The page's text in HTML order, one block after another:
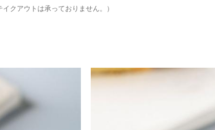
クアウトは承っておりません。）